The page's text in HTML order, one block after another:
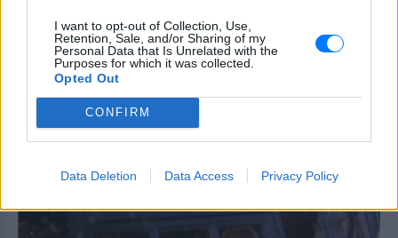
I want to opt-out of Collection, Use,
Retention, Sale, and/or Sharing of my
Personal Data that Is Unrelated with the
Purposes for which it was collected.
Opted Out
CONFIRM
Data Deletion Data Access Privacy Policy
Η πιο γλυκιά χριστουγεννιάτικη σειρά που
πρέπει να δεις οπωσδήποτε
Είναι διαθέσιμη στο Netflix!